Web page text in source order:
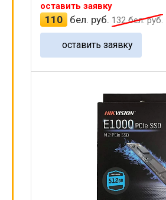
оставить заявку
110 бел. руб. 132бел. руб.
оставить заявку